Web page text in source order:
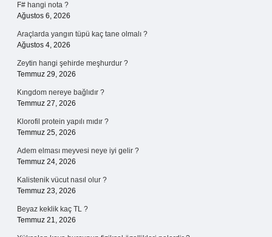
F# hangi nota ?
Ağustos 6, 2026
Araçlarda yangın tüpü kaç tane olmalı ?
Ağustos 4, 2026
Zeytin hangi şehirde meşhurdur ?
Temmuz 29, 2026
Kıngdom nereye bağlıdır ?
Temmuz 27, 2026
Klorofil protein yapılı mıdır ?
Temmuz 25, 2026
Adem elması meyvesi neye iyi gelir ?
Temmuz 24, 2026
Kalistenik vücut nasıl olur ?
Temmuz 23, 2026
Beyaz keklik kaç TL ?
Temmuz 21, 2026